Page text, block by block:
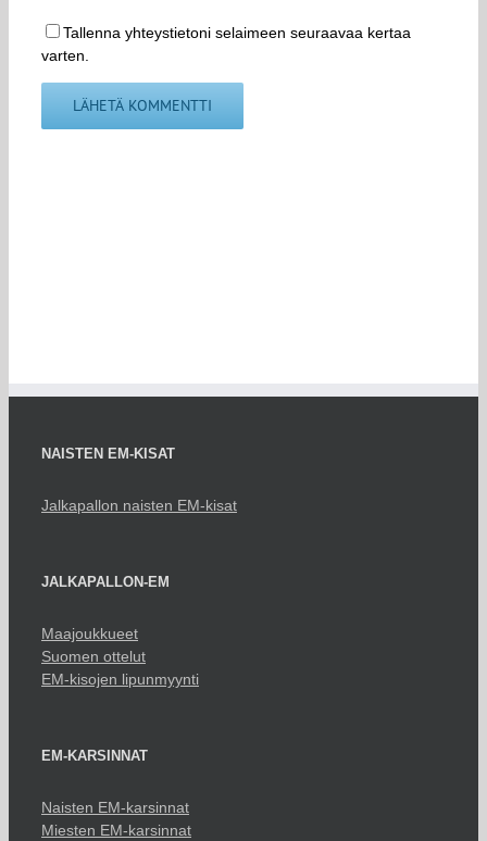
Tallenna yhteystietoni selaimeen seuraavaa kertaa
varten.
NAISTEN EM-KISAT
Jalkapallon naisten EM-kisat
JALKAPALLON-EM
Maajoukkueet
Suomen ottelut
EM-kisojen lipunmyynti
EM-KARSINNAT
Naisten EM-karsinnat
Miesten EM-karsinnat